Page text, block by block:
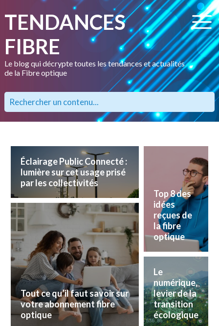
TENDANCES
FIBRE
Le blog qui décrypte toutes les tendances et actualités
de la Fibre optique
Éclairage Public Connecté :
lumière sur cet usage prisé
par les collectivités
Top 8 des
idées
reçues de
la fibre
optique
Tout ce qu’il faut savoir sur
votre abonnement fibre
optique
Le
numérique,
levier de la
transition
écologique